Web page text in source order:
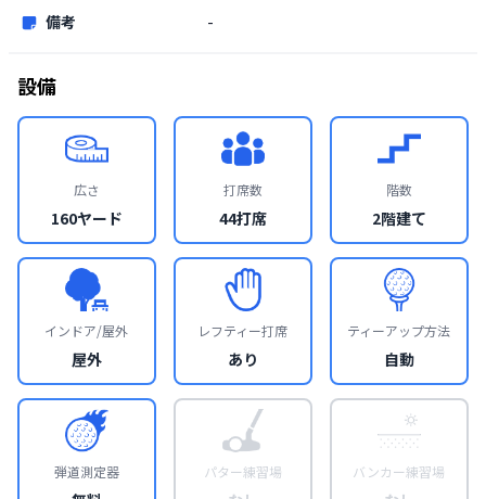
備考
-
設備
広さ
160ヤード
打席数
44打席
階数
2階建て
インドア/屋外
屋外
レフティー打席
あり
ティーアップ方法
自動
弾道測定器 パター練習場 バンカー練習場